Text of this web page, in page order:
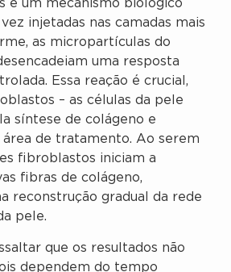
é um mecanismo biológico
injetadas nas camadas mais
as micropartículas do
uma resposta
Essa reação é crucial,
– as células da pele
síntese de colágeno e
área de tratamento. Ao serem
fibroblastos iniciam a
fibras de colágeno,
reconstrução gradual da rede
pele.
que os resultados não
dependem do tempo